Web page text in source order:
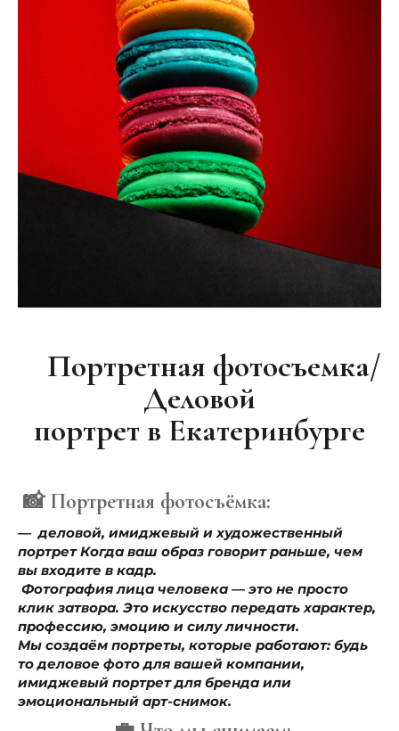
Портретная фотосъемка/
Деловой
портрет в Екатеринбурге
📸 Портретная фотосъёмка:
— деловой, имиджевый и художественный
портрет Когда ваш образ говорит раньше, чем
вы входите в кадр.
Фотография лица человека — это не просто
клик затвора. Это искусство передать характер,
профессию, эмоцию и силу личности.
Мы создаём портреты, которые работают: будь
то деловое фото для вашей компании,
имиджевый портрет для бренда или
эмоциональный арт-снимок.